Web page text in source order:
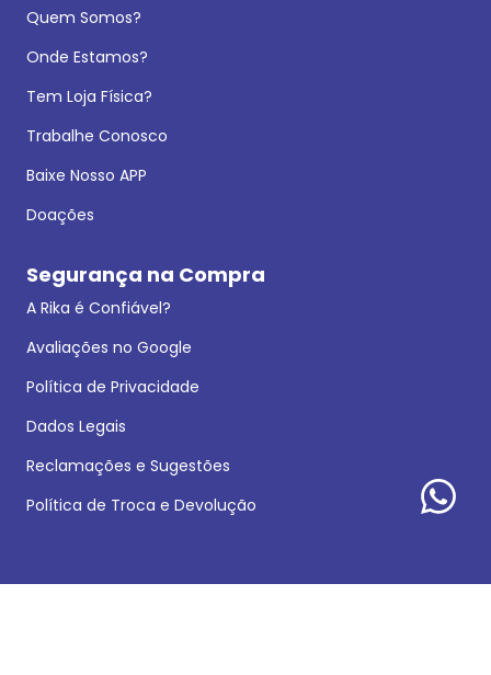
Quem Somos?
Onde Estamos?
Tem Loja Física?
Trabalhe Conosco
Baixe Nosso APP
Doações
Segurança na Compra
A Rika é Confiável?
Avaliações no Google
Política de Privacidade
Dados Legais
Reclamações e Sugestões
Política de Troca e Devolução